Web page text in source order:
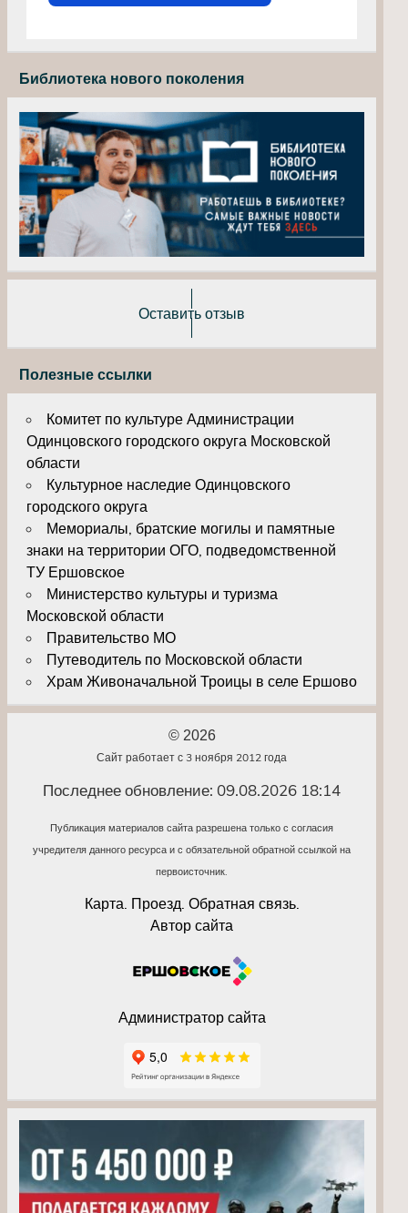
Библиотека нового поколения
Оставить отзыв
Полезные ссылки
Комитет по культуре Администрации
Одинцовского городского округа Московской
области
Культурное наследие Одинцовского
городского округа
Мемориалы, братские могилы и памятные
знаки на территории ОГО, подведомственной
ТУ Ершовское
Министерство культуры и туризма
Московской области
Правительство МО
Путеводитель по Московской области
Храм Живоначальной Троицы в селе Ершово
© 2026
Сайт работает с 3 ноября 2012 года
Последнее обновление: 09.08.2026 18:14
Публикация материалов сайта разрешена только с согласия
учредителя данного ресурса и с обязательной обратной ссылкой на
первоисточник.
Карта. Проезд. Обратная связь.
Автор сайта
Администратор сайта